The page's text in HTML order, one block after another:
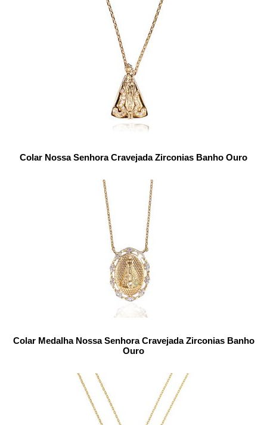
Colar Nossa Senhora Cravejada Zirconias Banho Ouro
Colar Medalha Nossa Senhora Cravejada Zirconias Banho
Ouro